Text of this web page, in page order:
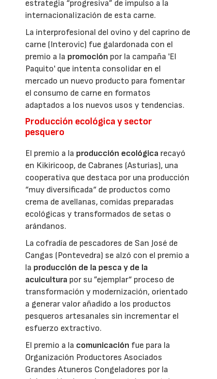
estrategia “progresiva” de impulso a la
internacionalización de esta carne.
La interprofesional del ovino y del caprino de
carne (Interovic) fue galardonada con el
premio a la promoción por la campaña 'El
Paquito' que intenta consolidar en el
mercado un nuevo producto para fomentar
el consumo de carne en formatos
adaptados a los nuevos usos y tendencias.
Producción ecológica y sector
pesquero
El premio a la producción ecológica recayó
en Kikiricoop, de Cabranes (Asturias), una
cooperativa que destaca por una producción
“muy diversificada“ de productos como
crema de avellanas, comidas preparadas
ecológicas y transformados de setas o
arándanos.
La cofradía de pescadores de San José de
Cangas (Pontevedra) se alzó con el premio a
la producción de la pesca y de la
acuicultura por su ”ejemplar“ proceso de
transformación y modernización, orientado
a generar valor añadido a los productos
pesqueros artesanales sin incrementar el
esfuerzo extractivo.
El premio a la comunicación fue para la
Organización Productores Asociados
Grandes Atuneros Congeladores por la